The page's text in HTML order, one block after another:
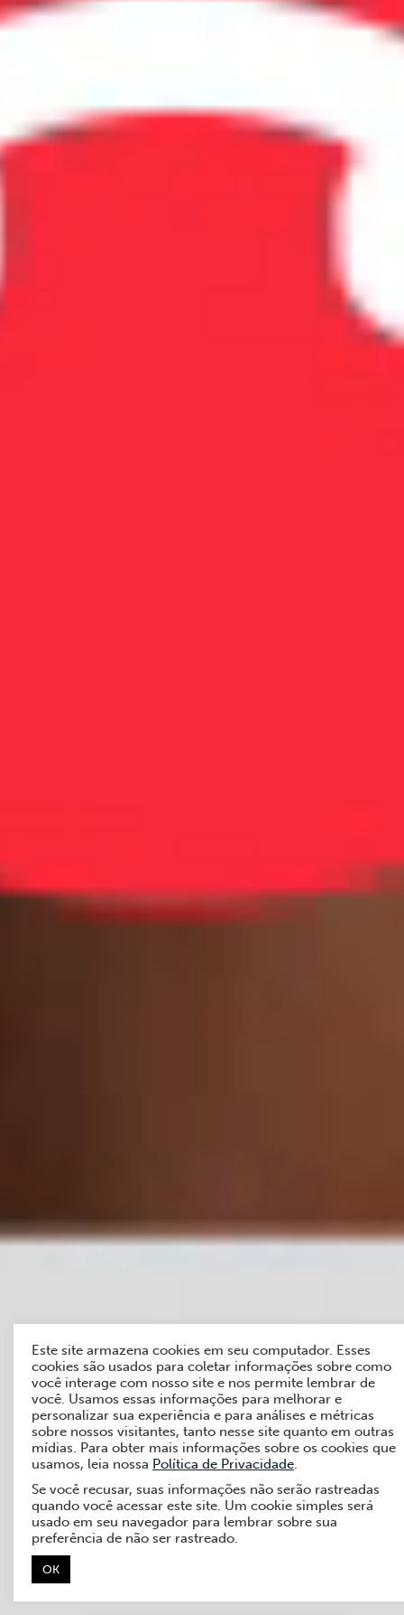
Este site armazena cookies em seu computador. Esses
cookies são usados para coletar informações sobre como
você interage com nosso site e nos permite lembrar de
você. Usamos essas informações para melhorar e
personalizar sua experiência e para análises e métricas
sobre nossos visitantes, tanto nesse site quanto em outras
mídias. Para obter mais informações sobre os cookies que
usamos, leia nossa Política de Privacidade.
Se você recusar, suas informações não serão rastreadas
quando você acessar este site. Um cookie simples será
usado em seu navegador para lembrar sobre sua
preferência de não ser rastreado.
OK